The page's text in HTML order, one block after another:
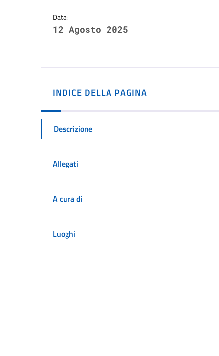
Data:
12 Agosto 2025
INDICE DELLA PAGINA
Descrizione
Allegati
A cura di
Luoghi